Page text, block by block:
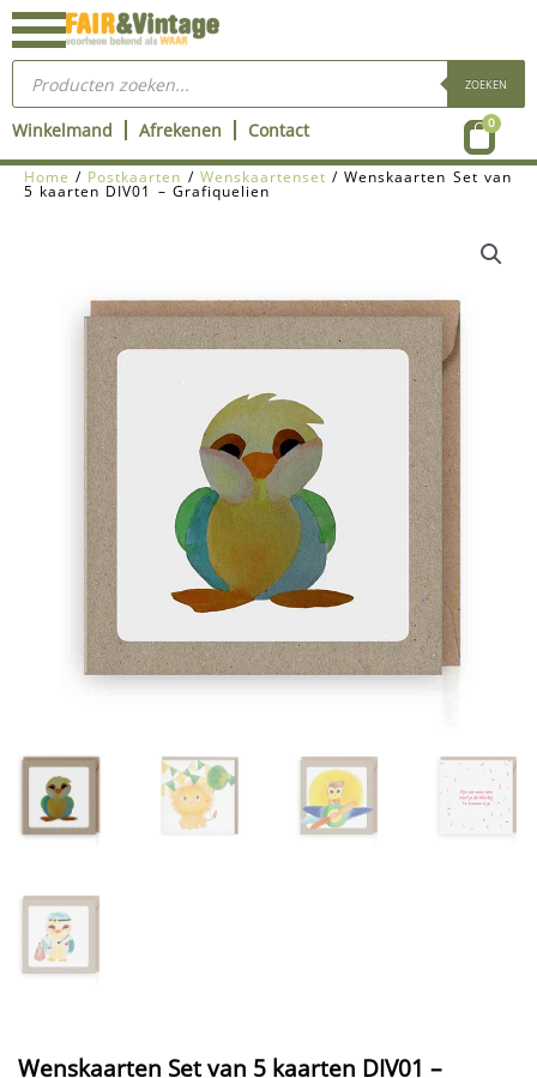
Ga
naar
inhoud
Producten
zoeken ZOEKEN
Winkelmand Afrekenen Contact 0
Home / Postkaarten / Wenskaartenset / Wenskaarten Set van
5 kaarten DIV01 – Grafiquelien
Wenskaarten Set van 5 kaarten DIV01 –